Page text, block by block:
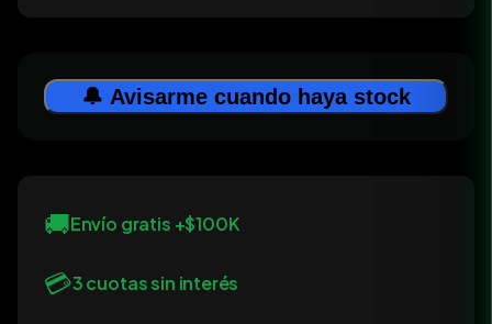
🔔 Avisarme cuando haya stock
🚚Envío gratis +$100K
💳3 cuotas sin interés